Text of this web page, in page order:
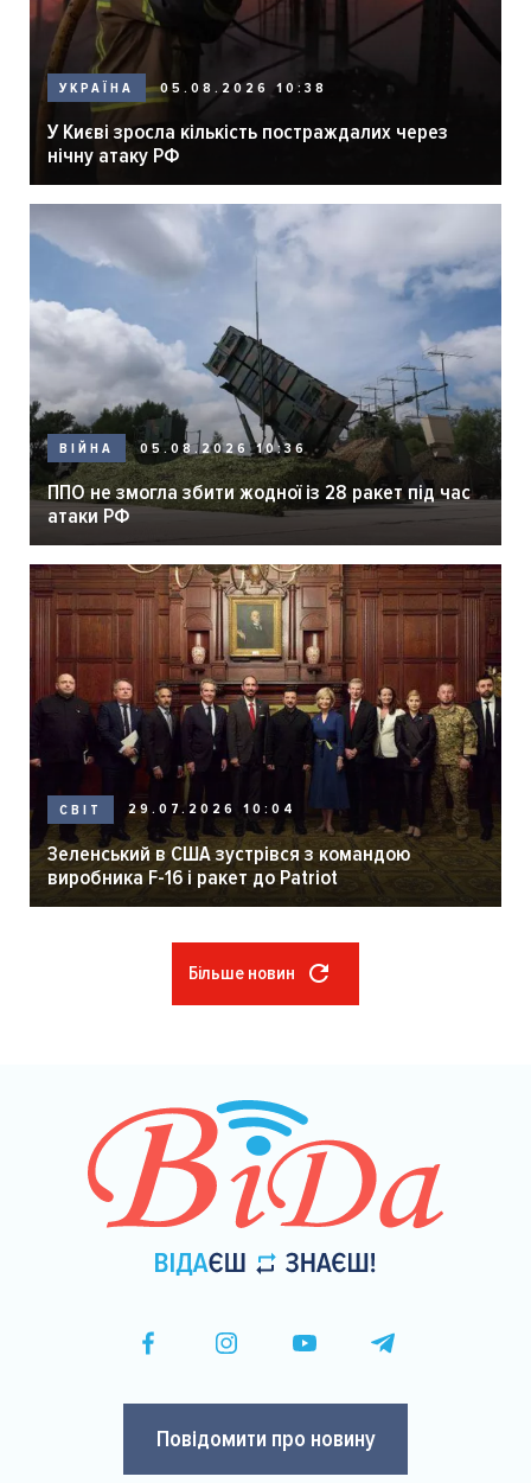
УКРАЇНА 05.08.2026 10:38
У Києві зросла кількість постраждалих через
нічну атаку РФ
ВІЙНА 05.08.2026 10:36
ППО не змогла збити жодної із 28 ракет під час
атаки РФ
СВІТ 29.07.2026 10:04
Зеленський в США зустрівся з командою
виробника F-16 і ракет до Patriot
Більше новин
Повідомити про новину